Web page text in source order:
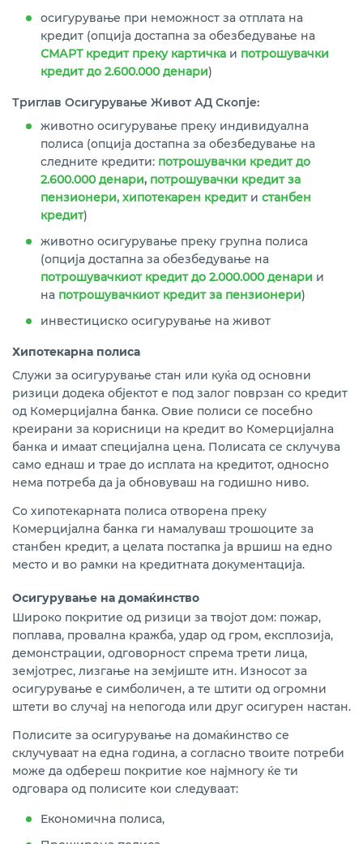
осигурување при неможност за отплата на
кредит (опција достапна за обезбедување на
СМАРТ кредит преку картичка и потрошувачки
кредит до 2.600.000 денари)
Триглав Oсигурување Живот АД Скопје:
животно осигурување преку индивидуална
полиса (опција достапна за обезбедување на
следните кредити: потрошувачки кредит до
2.600.000 денари, потрошувачки кредит за
пензионери, хипотекарен кредит и станбен
кредит)
животно осигурување преку групна полиса
(опција достапна за обезбедување на
потрошувачкиот кредит до 2.000.000 денари и
на потрошувачкиот кредит за пензионери)
инвестициско осигурување на живот
Хипотекарна полиса
Служи за осигурување стан или куќа од основни
ризици додека објектот е под залог поврзан со кредит
од Комерцијална банка. Овие полиси се посебно
креирани за корисници на кредит во Комерцијална
банка и имаат специјална цена. Полисата се склучува
само еднаш и трае до исплата на кредитот, односно
нема потреба да ја обновуваш на годишно ниво.
Со хипотекарната полиса отворена преку
Комерцијална банка ги намалуваш трошоците за
станбен кредит, а целата постапка ја вршиш на едно
место и во рамки на кредитната документација.
Осигурување на домаќинство
Широко покритие од ризици за твојот дом: пожар,
поплава, провална кражба, удар од гром, експлозија,
демонстрации, одговорност спрема трети лица,
земјотрес, лизгање на земјиште итн. Износот за
осигурување е симболичен, а те штити од огромни
штети во случај на непогода или друг осигурен настан.
Полисите за осигурување на домаќинство се
склучуваат на една година, а согласно твоите потреби
може да одбереш покритие кое најмногу ќе ти
одговара од полисите кои следуваат:
Економична полиса,